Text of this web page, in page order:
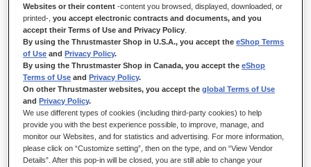
BRINGEN SIE IHRE VIRTUELLE FARM
ZUM BLÜHEN!
Bringen Sie Ihre virtuelle Farm mit dem T128 SimTask Farming
Pack zum Blühen: ein spezielles Paket für
Landwirtschaftssimulationen, mit dem Lenkrad T128, dem
Steering Kit und dem FarmStick. So haben Sie die volle
Kontrolle und tauchen komplett in die Steuerung Ihrer
Landmaschinen ein.
Websites or their content -content you browsed, displayed, downloaded, or
printed-,you accept electronic contracts and documents, and you
accept their Terms of Use and Privacy Policy
By using the Thrustmaster Shop in U.S.A., you accept theeShop Terms
of Use andPrivacy Policy.
By using the Thrustmaster Shop in Canada, you accept theeShop
Terms of Use andPrivacy Policy.
On other Thrustmaster websites, you accept theglobal Terms of Use
andPrivacy Policy.
We use different types of cookies (including third-party cookies) to help
provide you with the best experience possible, to improve, manage, and
monitor our Websites, and for statistics and advertising. For more information,
please click on “Customize setting”, then on the type, and on “View Vendor
Details”. After this pop-in will be closed, you are still able to change your